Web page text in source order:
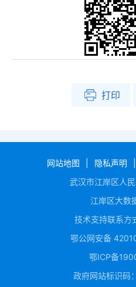
打印
网站地图 隐私声明
武汉市江岸区人
江岸区大数
技术支持联系
鄂公网安备
鄂ICP备
政府网站标识码